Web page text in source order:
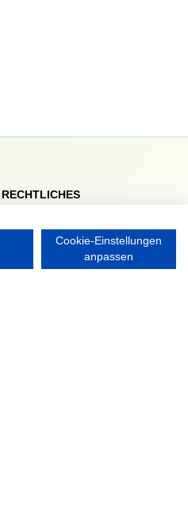
RECHTLICHES
Datenschutzerklärung
Cookie-Einstellungen
anpassen